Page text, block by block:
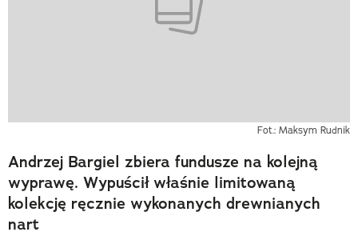
Fot.: Maksym Rudnik
Andrzej Bargiel zbiera fundusze na kolejną
wyprawę. Wypuścił właśnie limitowaną
kolekcję ręcznie wykonanych drewnianych
nart